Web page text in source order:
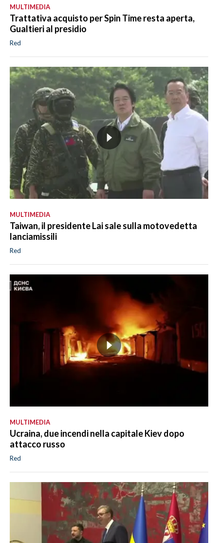
MULTIMEDIA
Trattativa acquisto per Spin Time resta aperta,
Gualtieri al presidio
Red
MULTIMEDIA
Taiwan, il presidente Lai sale sulla motovedetta
lanciamissili
Red
MULTIMEDIA
Ucraina, due incendi nella capitale Kiev dopo
attacco russo
Red